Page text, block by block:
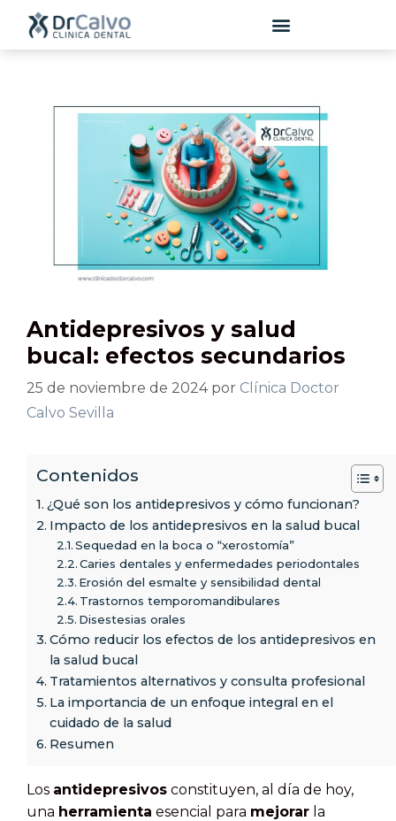
contenido
Antidepresivos y salud
bucal: efectos secundarios
25 de noviembre de 2024 por Clínica Doctor
Calvo Sevilla
Contenidos
¿Qué son los antidepresivos y cómo funcionan?
Impacto de los antidepresivos en la salud bucal
Sequedad en la boca o “xerostomía”
Caries dentales y enfermedades periodontales
Erosión del esmalte y sensibilidad dental
Trastornos temporomandibulares
Disestesias orales
Cómo reducir los efectos de los antidepresivos en
la salud bucal
Tratamientos alternativos y consulta profesional
La importancia de un enfoque integral en el
cuidado de la salud
Resumen
Los antidepresivos constituyen, al día de hoy,
una herramienta esencial para mejorar la